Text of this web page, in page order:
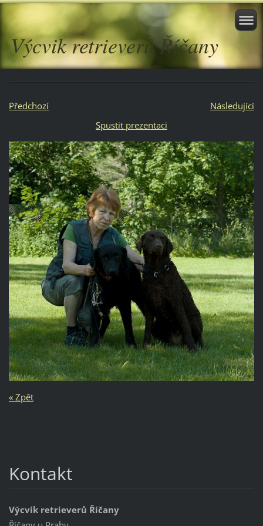
Výcvik retrieverů Říčany
Předchozí
Následující
Spustit prezentaci
« Zpět
Kontakt
Výcvik retrieverů Říčany